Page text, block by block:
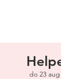
do 23 aug